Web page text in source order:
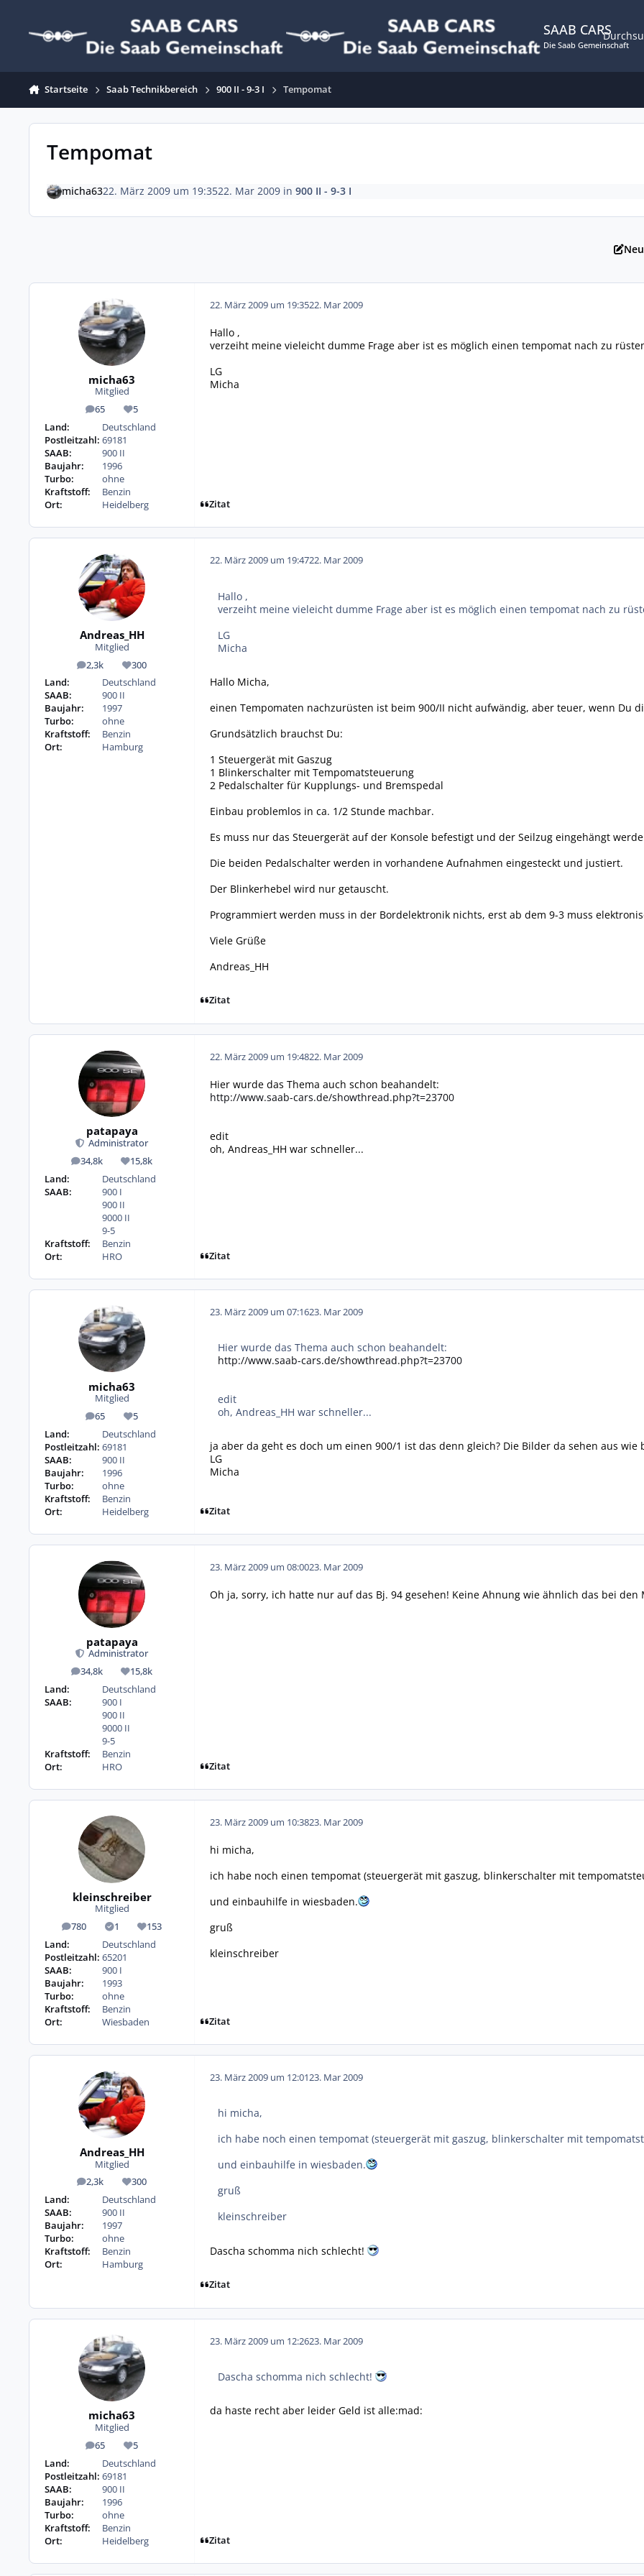
SAAB CARS
Die Saab Gemeinschaft
Startseite Saab Technikbereich 900 II - 9-3 I Tempomat
Tempomat
micha6322. März 2009 um 19:3522. Mar 2009in 900 II - 9-3 I
micha63
Mitglied
65
Beiträge 5
Reputation
Land:
Deutschland
Postleitzahl: 69181
SAAB:
900 II
Baujahr:
1996
Turbo:
ohne
Kraftstoff:
Benzin
Ort:
Heidelberg
22. März 2009 um 19:3522. Mar 2009
Hallo ,
verzeiht meine vieleicht dumme Frage aber ist es möglich einen tempomat nach zu
LG
Micha
Zitat
Andreas_HH
Mitglied
2,3k
Beiträge 300
Reputation
Land:
Deutschland
SAAB:
900 II
Baujahr:
1997
Turbo:
ohne
Kraftstoff:
Benzin
Ort:
Hamburg
22. März 2009 um 19:4722. Mar 2009
Hallo ,
verzeiht meine vieleicht dumme Frage aber ist es möglich einen tempomat nach zu
LG
Micha
Hallo Micha,
einen Tempomaten nachzurüsten ist beim 900/II nicht aufwändig, aber teuer, wenn Du
Grundsätzlich brauchst Du:
1 Steuergerät mit Gaszug
1 Blinkerschalter mit Tempomatsteuerung
2 Pedalschalter für Kupplungs- und Bremspedal
Einbau problemlos in ca. 1/2 Stunde machbar.
Es muss nur das Steuergerät auf der Konsole befestigt und der Seilzug eingehängt
Die beiden Pedalschalter werden in vorhandene Aufnahmen eingesteckt und justiert.
Der Blinkerhebel wird nur getauscht.
Programmiert werden muss in der Bordelektronik nichts, erst ab dem 9-3 muss
Viele Grüße
Andreas_HH
Zitat
patapaya
Administrator
34,8k
Beiträge 15,8k
Reputation
Land:
Deutschland
SAAB:
900 I
900 II
9000 II
9-5
Kraftstoff:
Benzin
Ort:
HRO
22. März 2009 um 19:4822. Mar 2009
Hier wurde das Thema auch schon beahandelt:
http://www.saab-cars.de/showthread.php?t=23700
edit
oh, Andreas_HH war schneller...
Zitat
micha63
Mitglied
65
Beiträge 5
Reputation
Land:
Deutschland
Postleitzahl: 69181
SAAB:
900 II
Baujahr:
1996
Turbo:
ohne
Kraftstoff:
Benzin
Ort:
Heidelberg
23. März 2009 um 07:1623. Mar 2009
Hier wurde das Thema auch schon beahandelt:
http://www.saab-cars.de/showthread.php?t=23700
edit
oh, Andreas_HH war schneller...
ja aber da geht es doch um einen 900/1 ist das denn gleich? Die Bilder da sehen aus wie
LG
Micha
Zitat
patapaya
Administrator
34,8k
Beiträge 15,8k
Reputation
Land:
Deutschland
SAAB:
900 I
900 II
9000 II
9-5
Kraftstoff:
Benzin
Ort:
HRO
23. März 2009 um 08:0023. Mar 2009
Oh ja, sorry, ich hatte nur auf das Bj. 94 gesehen! Keine Ahnung wie ähnlich das bei den
Zitat
kleinschreiber
Mitglied
780
Beiträge 1
Lösungen153
Reputation
Land:
Deutschland
Postleitzahl: 65201
SAAB:
900 I
Baujahr:
1993
Turbo:
ohne
Kraftstoff:
Benzin
Ort:
Wiesbaden
23. März 2009 um 10:3823. Mar 2009
hi micha,
ich habe noch einen tempomat (steuergerät mit gaszug, blinkerschalter mit
und einbauhilfe in wiesbaden.
gruß
kleinschreiber
Zitat
Andreas_HH
Mitglied
2,3k
Beiträge 300
Reputation
Land:
Deutschland
SAAB:
900 II
Baujahr:
1997
Turbo:
ohne
Kraftstoff:
Benzin
Ort:
Hamburg
23. März 2009 um 12:0123. Mar 2009
hi micha,
ich habe noch einen tempomat (steuergerät mit gaszug, blinkerschalter mit
und einbauhilfe in wiesbaden.
gruß
kleinschreiber
Dascha schomma nich schlecht!
Zitat
micha63
Mitglied
65
Beiträge 5
Reputation
Land:
Deutschland
Postleitzahl: 69181
SAAB:
900 II
Baujahr:
1996
Turbo:
ohne
Kraftstoff:
Benzin
Ort:
Heidelberg
23. März 2009 um 12:2623. Mar 2009
Dascha schomma nich schlecht!
da haste recht aber leider Geld ist alle:mad:
Zitat